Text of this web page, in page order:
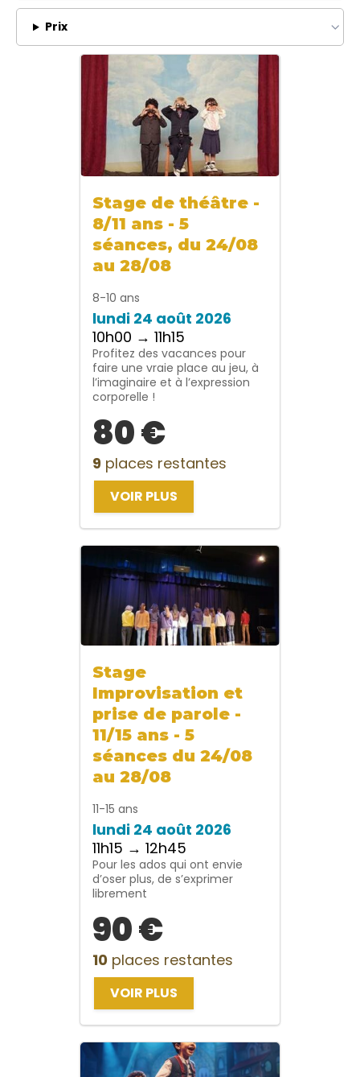
Prix
Stage de théâtre -
8/11 ans - 5
séances, du 24/08
au 28/08
8-10 ans
lundi 24 août 2026
10h00 → 11h15
Profitez des vacances pour
faire une vraie place au jeu, à
l’imaginaire et à l’expression
corporelle !
80 €
9 places restantes
VOIR PLUS
Stage
Improvisation et
prise de parole -
11/15 ans - 5
séances du 24/08
au 28/08
11-15 ans
lundi 24 août 2026
11h15 → 12h45
Pour les ados qui ont envie
d’oser plus, de s’exprimer
librement
90 €
10 places restantes
VOIR PLUS